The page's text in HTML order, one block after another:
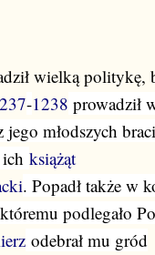
wielką politykę,
-1238 prowadził
młodszych
książąt
. Popadł także w
podlegało
odebrał mu gród